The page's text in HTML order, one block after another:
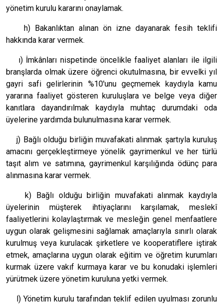
yönetim kurulu kararını onaylamak.
h) Bakanlıktan alınan ön izne dayanarak fesih teklifi
hakkında karar vermek.
ı) İmkânları nispetinde öncelikle faaliyet alanları ile ilgili
branşlarda olmak üzere öğrenci okutulmasına, bir evvelki yıl
gayri safi gelirlerinin %10'unu geçmemek kaydıyla kamu
yararına faaliyet gösteren kuruluşlara ve belge veya diğer
kanıtlara dayandırılmak kaydıyla muhtaç durumdaki oda
üyelerine yardımda bulunulmasına karar vermek.
j) Bağlı olduğu birliğin muvafakati alınmak şartıyla kuruluş
amacını gerçekleştirmeye yönelik gayrimenkul ve her türlü
taşıt alım ve satımına, gayrimenkul karşılığında ödünç para
alınmasına karar vermek.
k) Bağlı olduğu birliğin muvafakati alınmak kaydıyla
üyelerinin müşterek ihtiyaçlarını karşılamak, meslekî
faaliyetlerini kolaylaştırmak ve mesleğin genel menfaatlere
uygun olarak gelişmesini sağlamak amaçlarıyla sınırlı olarak
kurulmuş veya kurulacak şirketlere ve kooperatiflere iştirak
etmek, amaçlarına uygun olarak eğitim ve öğretim kurumları
kurmak üzere vakıf kurmaya karar ve bu konudaki işlemleri
yürütmek üzere yönetim kuruluna yetki vermek.
l) Yönetim kurulu tarafından teklif edilen uyulması zorunlu